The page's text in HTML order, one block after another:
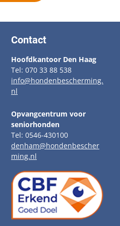
Contact
Hoofdkantoor Den Haag
Tel: 070 33 88 538
info@hondenbescherming.
nl
Opvangcentrum voor
seniorhonden
Tel: 0546-430100
denham@hondenbescher
ming.nl